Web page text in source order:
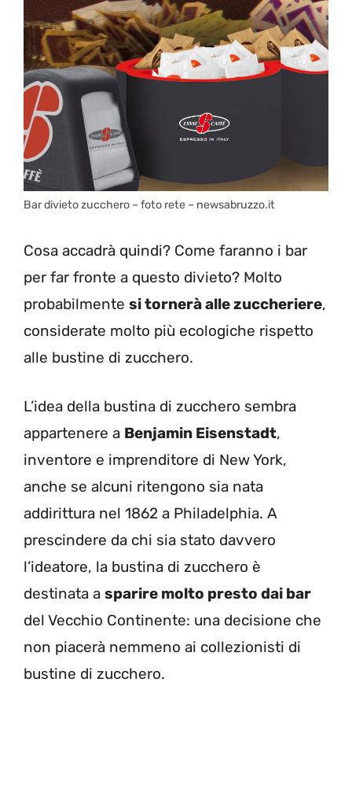
Bar divieto zucchero – foto rete – newsabruzzo.it
Cosa accadrà quindi? Come faranno i bar
per far fronte a questo divieto? Molto
probabilmente si tornerà alle zuccheriere,
considerate molto più ecologiche rispetto
alle bustine di zucchero.
L’idea della bustina di zucchero sembra
appartenere a Benjamin Eisenstadt,
inventore e imprenditore di New York,
anche se alcuni ritengono sia nata
addirittura nel 1862 a Philadelphia. A
prescindere da chi sia stato davvero
l’ideatore, la bustina di zucchero è
destinata a sparire molto presto dai bar
del Vecchio Continente: una decisione che
non piacerà nemmeno ai collezionisti di
bustine di zucchero.